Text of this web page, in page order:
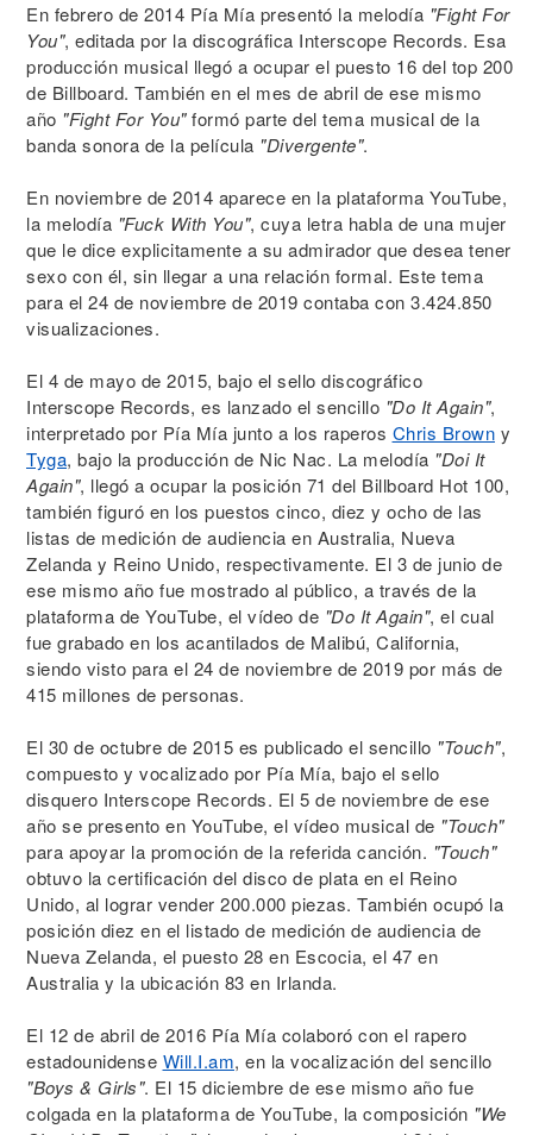
En febrero de 2014 Pía Mía presentó la melodía "Fight For
You", editada por la discográfica Interscope Records. Esa
producción musical llegó a ocupar el puesto 16 del top 200
de Billboard. También en el mes de abril de ese mismo
año "Fight For You"formó parte del tema musical de la
banda sonora de la película "Divergente".
En noviembre de 2014 aparece en la plataforma YouTube,
la melodía "Fuck With You", cuya letra habla de una mujer
que le dice explicitamente a su admirador que desea tener
sexo con él, sin llegar a una relación formal. Este tema
para el 24 de noviembre de 2019 contaba con 3.424.850
visualizaciones.
El 4 de mayo de 2015, bajo el sello discográfico
Interscope Records, es lanzado el sencillo "Do It Again",
interpretado por Pía Mía junto a los raperos Chris Brown y
Tyga, bajo la producción de Nic Nac. La melodía "Doi It
Again", llegó a ocupar la posición 71 del Billboard Hot 100,
también figuró en los puestos cinco, diez y ocho de las
listas de medición de audiencia en Australia, Nueva
Zelanda y Reino Unido, respectivamente. El 3 de junio de
ese mismo año fue mostrado al público, a través de la
plataforma de YouTube, el vídeo de "Do It Again", el cual
fue grabado en los acantilados de Malibú, California,
siendo visto para el 24 de noviembre de 2019 por más de
415 millones de personas.
El 30 de octubre de 2015 es publicado el sencillo "Touch",
compuesto y vocalizado por Pía Mía, bajo el sello
disquero Interscope Records. El 5 de noviembre de ese
año se presento en YouTube, el vídeo musical de "Touch"
para apoyar la promoción de la referida canción. "Touch"
obtuvo la certificación del disco de plata en el Reino
Unido, al lograr vender 200.000 piezas. También ocupó la
posición diez en el listado de medición de audiencia de
Nueva Zelanda, el puesto 28 en Escocia, el 47 en
Australia y la ubicación 83 en Irlanda.
El 12 de abril de 2016 Pía Mía colaboró con el rapero
estadounidense Will.I.am, en la vocalización del sencillo
"Boys & Girls". El 15 diciembre de ese mismo año fue
colgada en la plataforma de YouTube, la composición "We